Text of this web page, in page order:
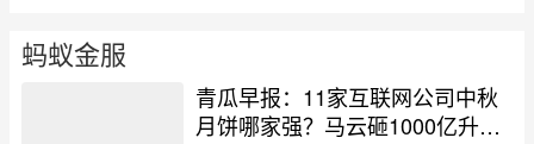
广告
360
谷歌 Facebook Tiktok
卖货
推广 方案 策划 案例
蚂蚁金服
青瓜早报：11家互联网公司中秋
月饼哪家强？马云砸1000亿升级